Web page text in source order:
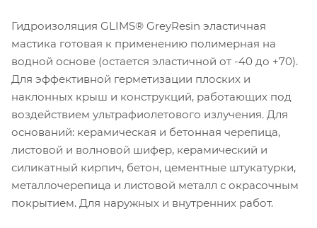
Гидроизоляция GLIMS® GreyResin эластичная
мастика готовая к применению полимерная на
водной основе (остается эластичной от -40 до +70).
Для эффективной герметизации плоских и
наклонных крыш и конструкций, работающих под
воздействием ультрафиолетового излучения. Для
оснований: керамическая и бетонная черепица,
листовой и волновой шифер, керамический и
силикатный кирпич, бетон, цементные штукатурки,
металлочерепица и листовой металл с окрасочным
покрытием. Для наружных и внутренних работ.